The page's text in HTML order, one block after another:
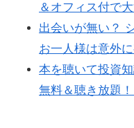
＆オフィス付で大
出会いが無い？
お一人様は意外
本を聴いて投資
無料＆聴き放題！